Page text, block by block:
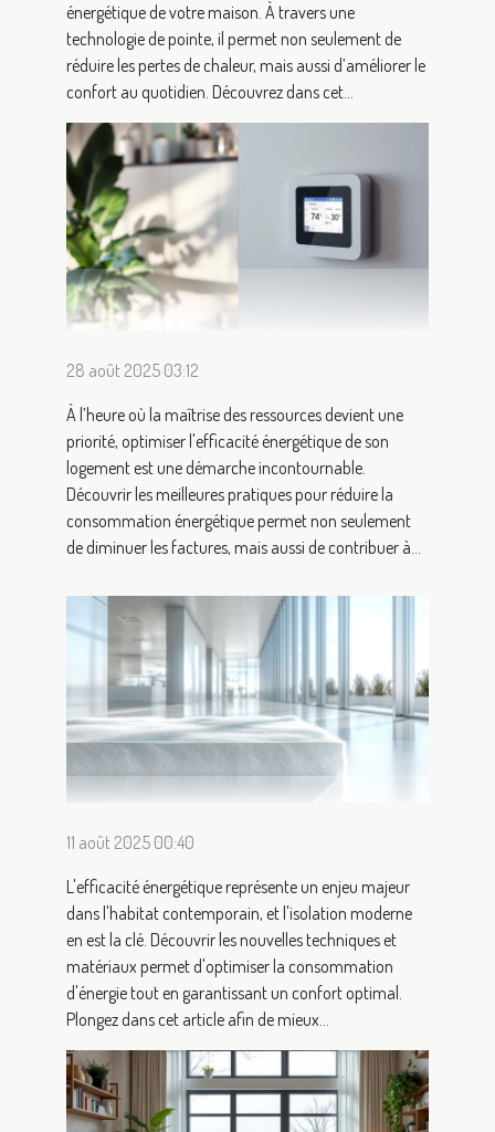
énergétique de votre maison. À travers une
technologie de pointe, il permet non seulement de
réduire les pertes de chaleur, mais aussi d’améliorer le
confort au quotidien. Découvrez dans cet...
28 août 2025 03:12
À l’heure où la maîtrise des ressources devient une
priorité, optimiser l'efficacité énergétique de son
logement est une démarche incontournable.
Découvrir les meilleures pratiques pour réduire la
consommation énergétique permet non seulement
de diminuer les factures, mais aussi de contribuer à...
11 août 2025 00:40
L'efficacité énergétique représente un enjeu majeur
dans l'habitat contemporain, et l'isolation moderne
en est la clé. Découvrir les nouvelles techniques et
matériaux permet d'optimiser la consommation
d'énergie tout en garantissant un confort optimal.
Plongez dans cet article afin de mieux...